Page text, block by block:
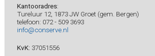
Kantooradres:
Tureluur 12, 1873 JW Groet (gem. Bergen)
telefoon: 072 - 509 3693
info@conserve.nl
KvK: 37051556